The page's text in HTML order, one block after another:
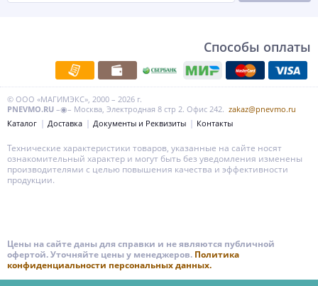
Способы оплаты
© ООО «МАГИМЭКС», 2000 – 2026 г.
PNEVMO.RU –◉– Москва, Электродная 8 стр 2. Офис 242. zakaz@pnevmo.ru
Каталог
Доставка Документы и Реквизиты Контакты
Технические характеристики товаров, указанные на сайте носят
ознакомительный характер и могут быть без уведомления изменены
производителями с целью повышения качества и эффективности
продукции.
Цены на сайте даны для справки и не являются публичной
офертой. Уточняйте цены у менеджеров. Политика
конфиденциальности персональных данных.